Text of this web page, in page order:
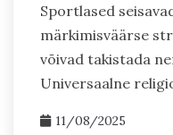
Sportlased
märkimisväärse
võivad takistada
Universaalne
11/08/2025